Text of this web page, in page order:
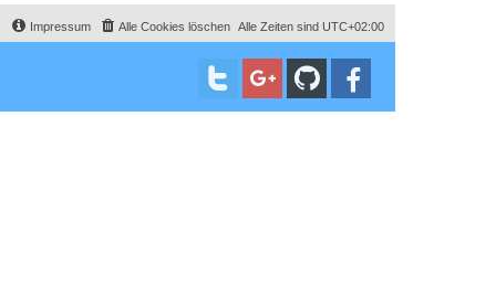
Alle Zeiten sind UTC+02:00
Alle Cookies löschen
Impressum